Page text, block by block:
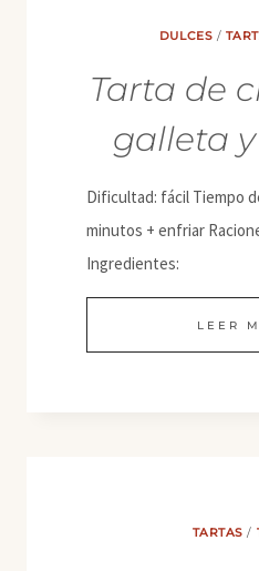
DULCES /
Tarta de
galleta
Dificultad: fácil Tiempo
minutos + enfriar
Ingredientes:
LEER
TARTAS /